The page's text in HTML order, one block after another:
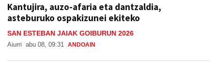
Kantujira, auzo-afaria eta dantzaldia,
asteburuko ospakizunei ekiteko
SAN ESTEBAN JAIAK GOIBURUN 2026
Aiurri abu 08, 09:31 ANDOAIN